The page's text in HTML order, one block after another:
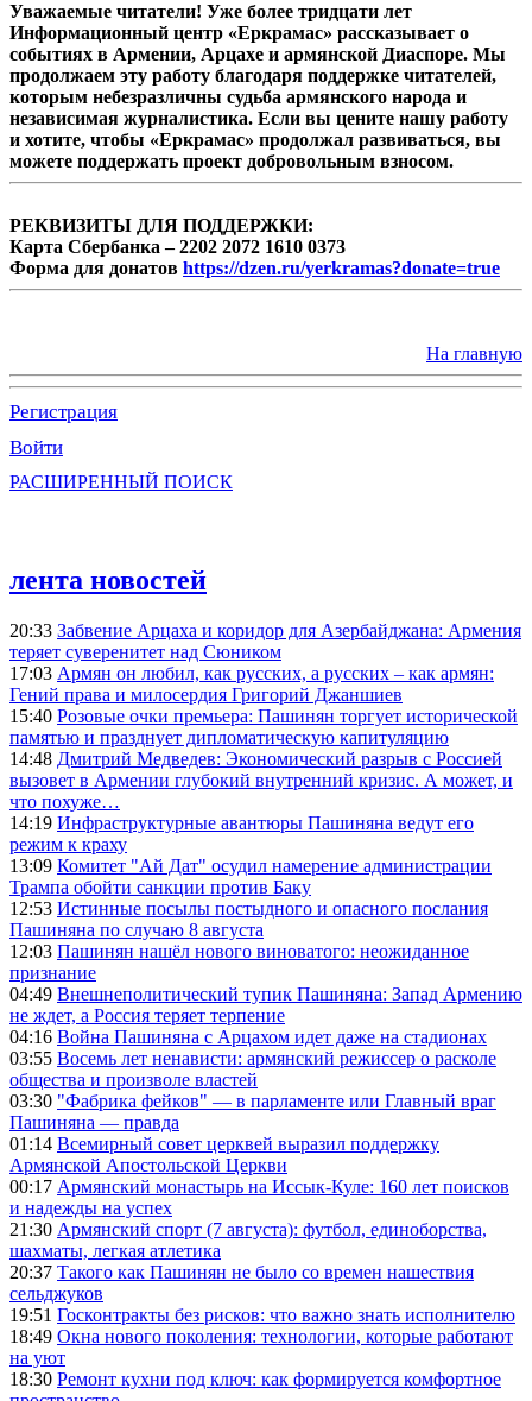
Уважаемые читатели! Уже более тридцати лет
Информационный центр «Еркрамас» рассказывает о
событиях в Армении, Арцахе и армянской Диаспоре. Мы
продолжаем эту работу благодаря поддержке читателей,
которым небезразличны судьба армянского народа и
независимая журналистика. Если вы цените нашу работу
и хотите, чтобы «Еркрамас» продолжал развиваться, вы
можете поддержать проект добровольным взносом.
РЕКВИЗИТЫ ДЛЯ ПОДДЕРЖКИ:
Карта Сбербанка – 2202 2072 1610 0373
Форма для донатов https://dzen.ru/yerkramas?donate=true
На главную
Регистрация
Войти
РАСШИРЕННЫЙ ПОИСК
лента новостей
20:33 Забвение Арцаха и коридор для Азербайджана: Армения
теряет суверенитет над Сюником
17:03 Армян он любил, как русских, а русских – как армян:
Гений права и милосердия Григорий Джаншиев
15:40 Розовые очки премьера: Пашинян торгует исторической
памятью и празднует дипломатическую капитуляцию
14:48 Дмитрий Медведев: Экономический разрыв с Россией
вызовет в Армении глубокий внутренний кризис. А может, и
что похуже…
14:19 Инфраструктурные авантюры Пашиняна ведут его
режим к краху
13:09 Комитет "Ай Дат" осудил намерение администрации
Трампа обойти санкции против Баку
12:53 Истинные посылы постыдного и опасного послания
Пашиняна по случаю 8 августа
12:03 Пашинян нашёл нового виноватого: неожиданное
признание
04:49 Внешнеполитический тупик Пашиняна: Запад Армению
не ждет, а Россия теряет терпение
04:16 Война Пашиняна с Арцахом идет даже на стадионах
03:55 Восемь лет ненависти: армянский режиссер о расколе
общества и произволе властей
03:30 "Фабрика фейков" — в парламенте или Главный враг
Пашиняна — правда
01:14 Всемирный совет церквей выразил поддержку
Армянской Апостольской Церкви
00:17 Армянский монастырь на Иссык-Куле: 160 лет поисков
и надежды на успех
21:30 Армянский спорт (7 августа): футбол, единоборства,
шахматы, легкая атлетика
20:37 Такого как Пашинян не было со времен нашествия
сельджуков
19:51 Госконтракты без рисков: что важно знать исполнителю
18:49 Окна нового поколения: технологии, которые работают
на уют
18:30 Ремонт кухни под ключ: как формируется комфортное